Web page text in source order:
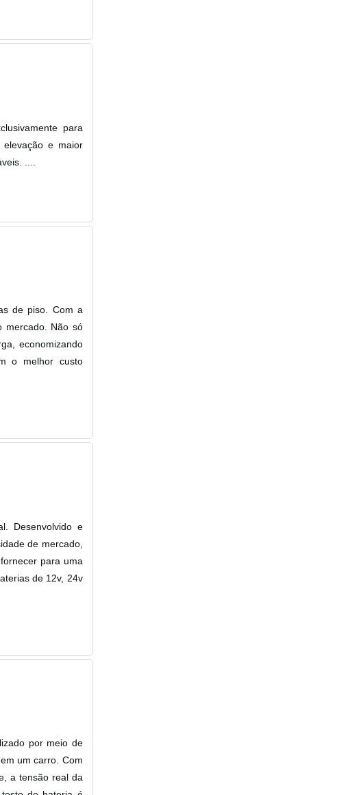
para
elevação e maior
....
de piso. Com a
mercado. Não só
economizando
o melhor custo
Desenvolvido e
de mercado,
para uma
de 12v, 24v
por meio de
um carro. Com
a tensão real da